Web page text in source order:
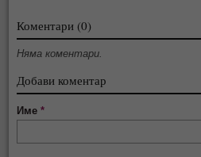
Коментари (0)
Няма коментари.
Добави коментар
Име*